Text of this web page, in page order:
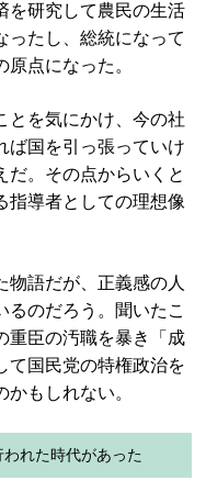
研究して農民の生活
ったし、総統になって
点になった。
を気にかけ、今の社
ば国を引っ張っていけ
だ。その点からいくと
指導者としての理想像
語だが、正義感の人
るのだろう。聞いたこ
重臣の汚職を暴き「成
て国民党の特権政治を
もしれない。
れた時代があった